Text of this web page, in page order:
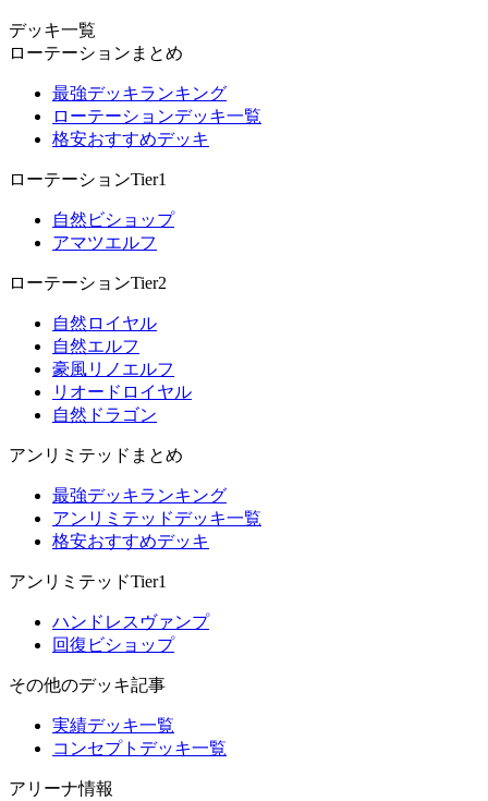
デッキ一覧
ローテーションまとめ
最強デッキランキング
ローテーションデッキ一覧
格安おすすめデッキ
ローテーションTier1
自然ビショップ
アマツエルフ
ローテーションTier2
自然ロイヤル
自然エルフ
豪風リノエルフ
リオードロイヤル
自然ドラゴン
アンリミテッドまとめ
最強デッキランキング
アンリミテッドデッキ一覧
格安おすすめデッキ
アンリミテッドTier1
ハンドレスヴァンプ
回復ビショップ
その他のデッキ記事
実績デッキ一覧
コンセプトデッキ一覧
アリーナ情報